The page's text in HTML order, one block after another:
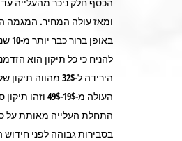
ומאז עולה המחיר. המגמה
להניח כי כל תיקון הוא
העולה מ-19$-49$
התחלת העלייה מאותת על
בסבירות גבוהה לפני חידוש